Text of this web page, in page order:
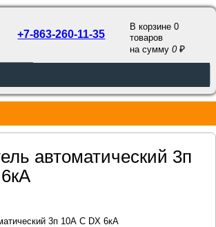
+7-863-260-11-35
В корзине 0
товаров
на сумму0
автоматический 3п
3п 10А С DX 6кА